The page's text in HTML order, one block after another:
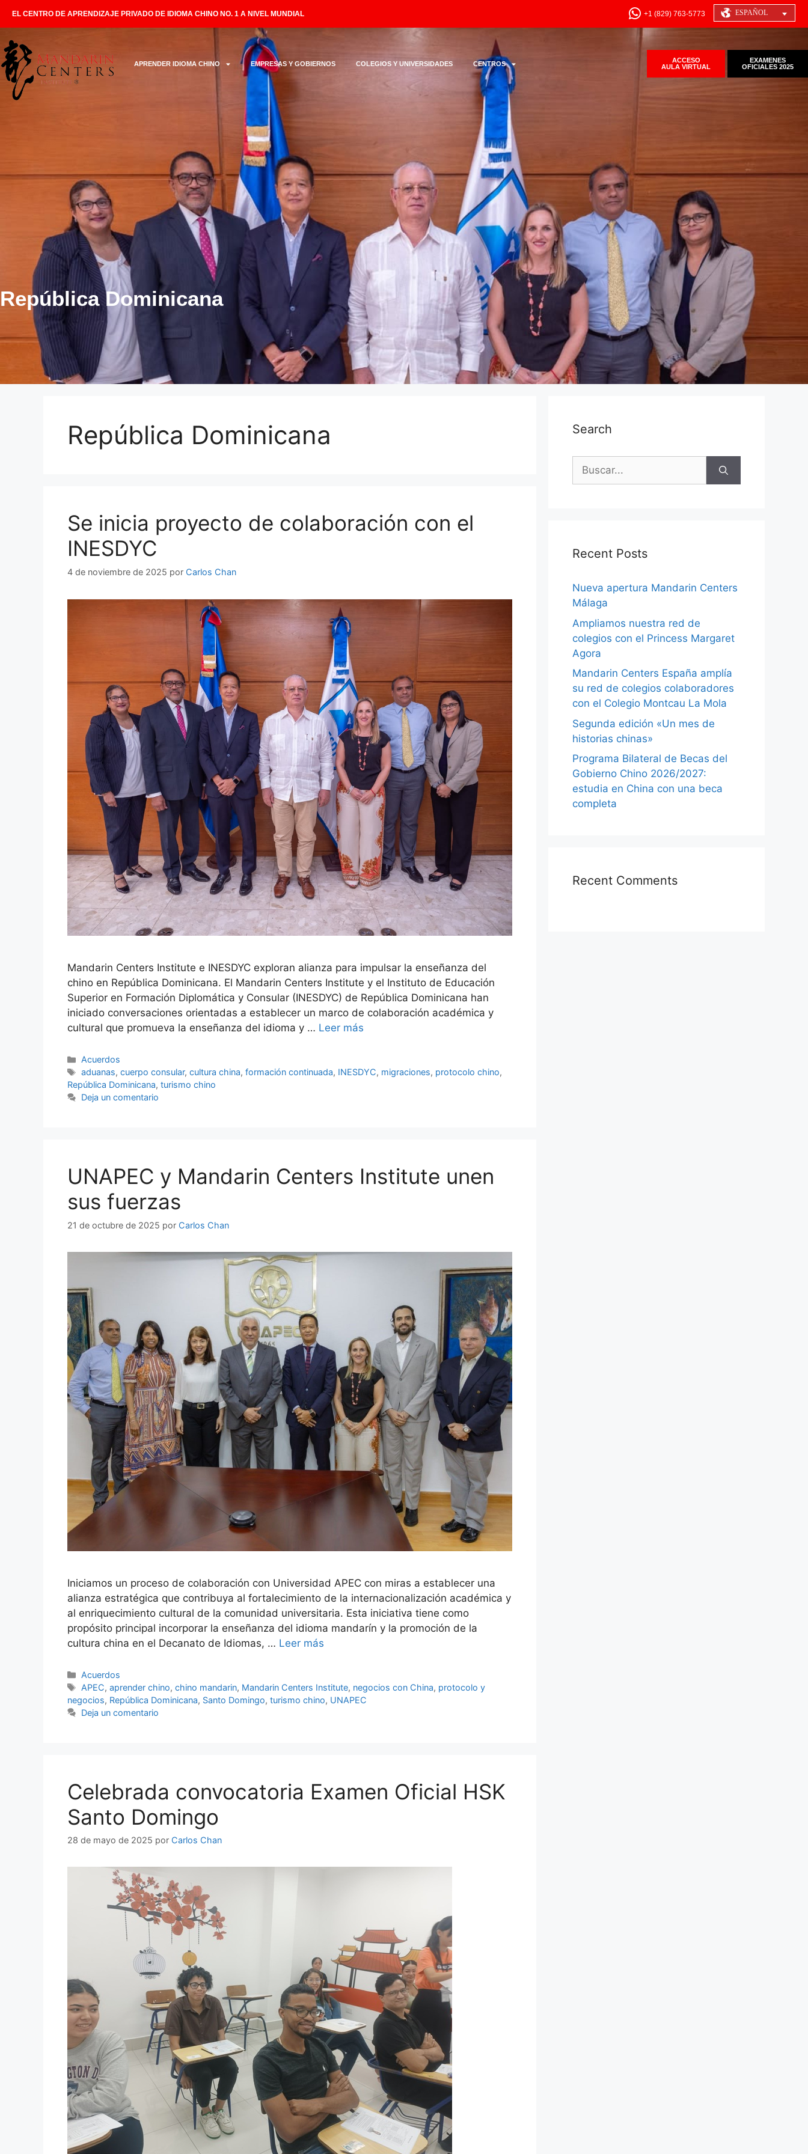
EL CENTRO DE APRENDIZAJE PRIVADO DE IDIOMA CHINO NO. 1 A NIVEL MUNDIAL +1 (829) 763-5773 ESPAÑOL
APRENDER IDIOMA CHINO EMPRESAS Y GOBIERNOS COLEGIOS Y UNIVERSIDADES CENTROS
ACCESO
AULA VIRTUAL
EXAMENES
OFICIALES 2025
República Dominicana
República Dominicana
Se inicia proyecto de colaboración con el
INESDYC
4 de noviembre de 2025 por Carlos Chan
Mandarin Centers Institute e INESDYC exploran alianza para impulsar la enseñanza del
chino en República Dominicana. El Mandarin Centers Institute y el Instituto de Educación
Superior en Formación Diplomática y Consular (INESDYC) de República Dominicana han
iniciado conversaciones orientadas a establecer un marco de colaboración académica y
cultural que promueva la enseñanza del idioma y … Leer más
Acuerdos
aduanas,cuerpo consular,cultura china,formación continuada, INESDYC, migraciones, protocolo chino,
República Dominicana, turismo chino
Deja un comentario
UNAPEC y Mandarin Centers Institute unen
sus fuerzas
21 de octubre de 2025 por Carlos Chan
Iniciamos un proceso de colaboración con Universidad APEC con miras a establecer una
alianza estratégica que contribuya al fortalecimiento de la internacionalización académica y
al enriquecimiento cultural de la comunidad universitaria. Esta iniciativa tiene como
propósito principal incorporar la enseñanza del idioma mandarín y la promoción de la
cultura china en el Decanato de Idiomas, … Leer más
Acuerdos
APEC,aprender chino,chino mandarin, Mandarin Centers Institute, negocios con China, protocolo y
negocios, República Dominicana, Santo Domingo, turismo chino, UNAPEC
Deja un comentario
Celebrada convocatoria Examen Oficial HSK
Santo Domingo
28 de mayo de 2025 por Carlos Chan
Search
Recent Posts
Nueva apertura Mandarin Centers
Málaga
Ampliamos nuestra red de
colegios con el Princess Margaret
Agora
Mandarin Centers España amplía
su red de colegios colaboradores
con el Colegio Montcau La Mola
Segunda edición «Un mes de
historias chinas»
Programa Bilateral de Becas del
Gobierno Chino 2026/2027:
estudia en China con una beca
completa
Recent Comments